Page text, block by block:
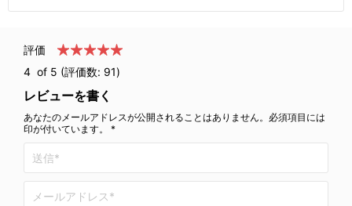
評価
4 of 5 (評価数: 91)
レビューを書く
あなたのメールアドレスが公開されることはありません。必須項目には
印が付いています。 *